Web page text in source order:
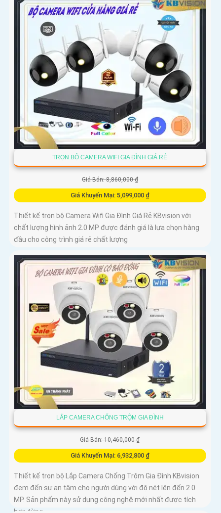
TRỌN BỘ CAMERA WIFI GIA ĐÌNH GIÁ RẺ
Giá Bán: 8,860,000 ₫
Giá Khuyến Mại: 5,099,000 ₫
Thiết kế trọn bộ Camera Wifi Gia Đình Giá Rẻ KBvision với
chất lượng hình ảnh 2.0 MP được đánh giá là lựa chọn hàng
đầu cho công trình giá rẻ chất lượng
LẮP CAMERA CHỐNG TRỘM GIA ĐÌNH
Giá Bán: 10,460,000 ₫
Giá Khuyến Mại: 6,932,800 ₫
Thiết kế trọn bộ Lắp Camera Chống Trộm Gia Đình KBvision
đem đến sự an tâm cho người dùng với độ nét lên đến 2.0
MP. Sản phẩm này sử dụng công nghệ mới nhất được tích